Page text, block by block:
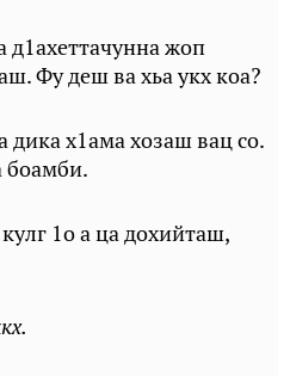
жоп
Фу деш ва хьа укх коа?
дика х1ама хозаш вац со.
боамби.
1о а ца дохийташ,